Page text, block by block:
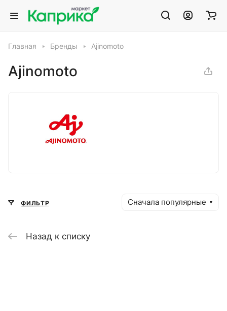
Главная Бренды Ajinomoto
Ajinomoto
ФИЛЬТР Сначала популярные
Назад к списку